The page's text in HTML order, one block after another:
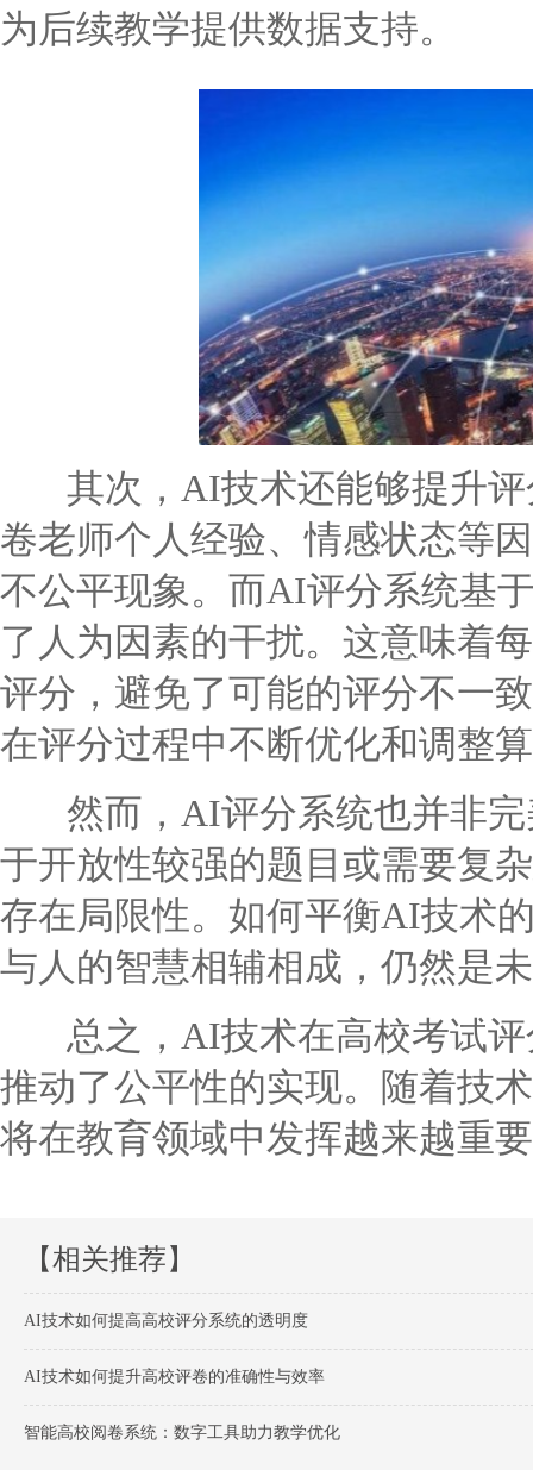
为后续教学提供数据支持。
其次，AI技术还能够提升评
卷老师个人经验、情感状态等
不公平现象。而AI评分系统基
了人为因素的干扰。这意味着
评分，避免了可能的评分不一
在评分过程中不断优化和调整
然而，AI评分系统也并非完
于开放性较强的题目或需要复
存在局限性。如何平衡AI技术
与人的智慧相辅相成，仍然是
总之，AI技术在高校考试评
推动了公平性的实现。随着技
将在教育领域中发挥越来越重
【相关推荐】
AI技术如何提高高校评分系统的透明度
AI技术如何提升高校评卷的准确性与效率
智能高校阅卷系统：数字工具助力教学优化